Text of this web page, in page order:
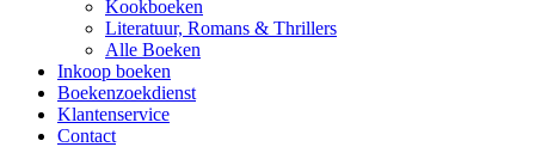
Kookboeken
Literatuur, Romans & Thrillers
Alle Boeken
Inkoop boeken
Boekenzoekdienst
Klantenservice
Contact